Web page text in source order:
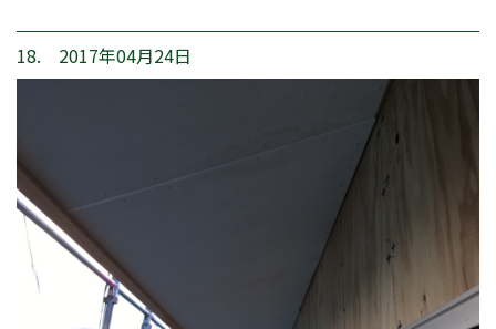
18. 2017年04月24日